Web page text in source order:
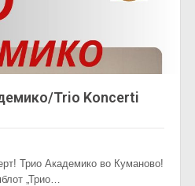
Trio Koncerti
Трио Академико во Куманово!
„Трио…